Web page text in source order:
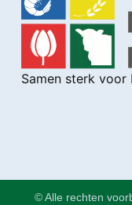
Samen sterk voor
© Alle rechten